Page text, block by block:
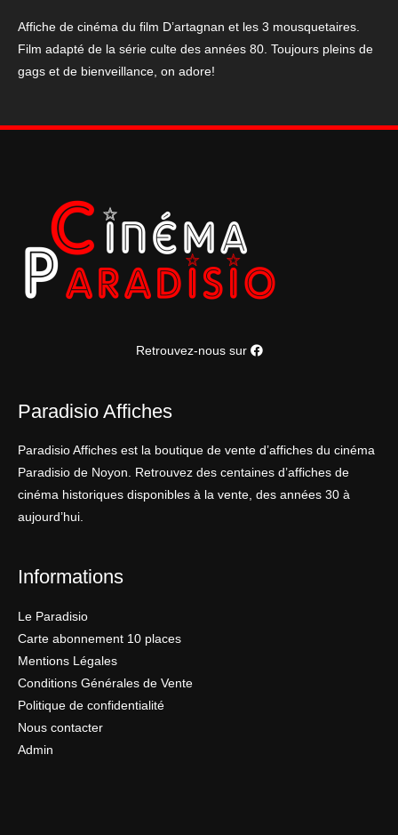
3
mousquetaires
Affiche de cinéma du film D’artagnan et les 3 mousquetaires.
Film adapté de la série culte des années 80. Toujours pleins de
gags et de bienveillance, on adore!
Retrouvez-nous sur
Paradisio Affiches
Paradisio Affiches est la boutique de vente d’affiches du cinéma
Paradisio de Noyon. Retrouvez des centaines d’affiches de
cinéma historiques disponibles à la vente, des années 30 à
aujourd’hui.
Informations
Le Paradisio
Carte abonnement 10 places
Mentions Légales
Conditions Générales de Vente
Politique de confidentialité
Nous contacter
Admin